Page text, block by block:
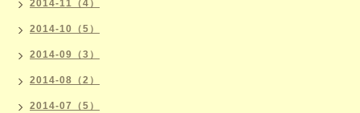
2014-11（4）
2014-10（5）
2014-09（3）
2014-08（2）
2014-07（5）